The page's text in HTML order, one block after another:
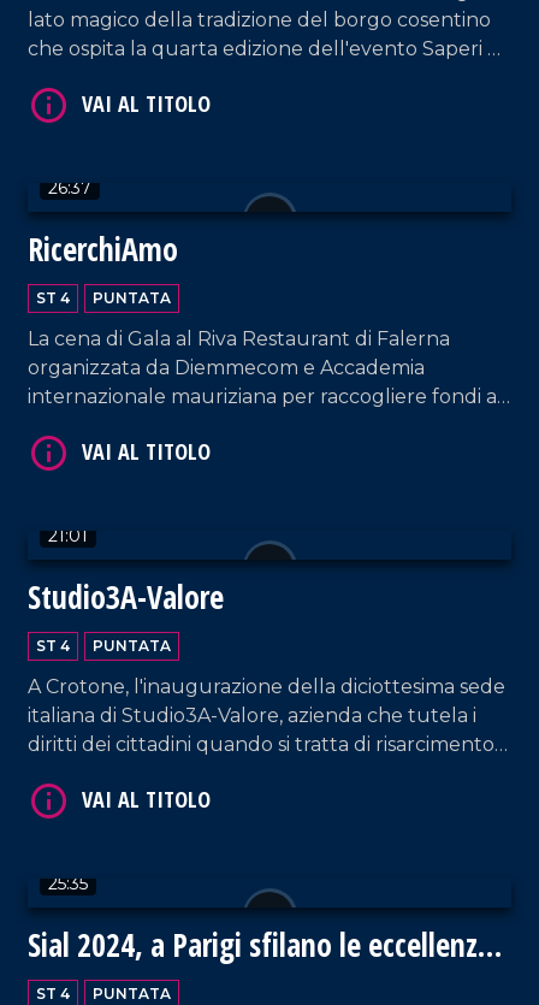
lato magico della tradizione del borgo cosentino
che ospita la quarta edizione dell'evento Saperi e
26:37
RicerchiAmo
ST 4 PUNTATA
La cena di Gala al Riva Restaurant di Falerna
organizzata da Diemmecom e Accademia
internazionale mauriziana per raccogliere fondi a
dell'UMG.
21:01
Studio3A-Valore
ST 4 PUNTATA
A Crotone, l'inaugurazione della diciottesima sede
italiana di Studio3A-Valore, azienda che tutela i
diritti dei cittadini quando si tratta di risarcimento
25:35
Sial 2024, a Parigi sfilano le eccellenze
gastronomiche della Calabria
ST 4 PUNTATA
VAI AL TITOLO
VAI AL TITOLO